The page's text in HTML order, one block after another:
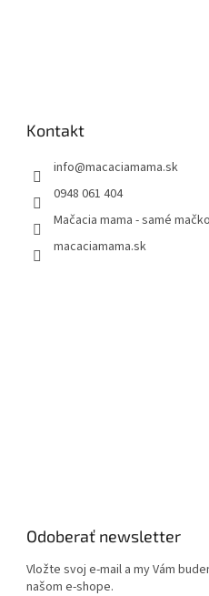
Kontakt
info@macaciamama.sk
0948 061 404
Mačacia mama - samé
macaciamama.sk
Odoberať newsletter
Vložte svoj e-mail a my Vám
našom e-shope.